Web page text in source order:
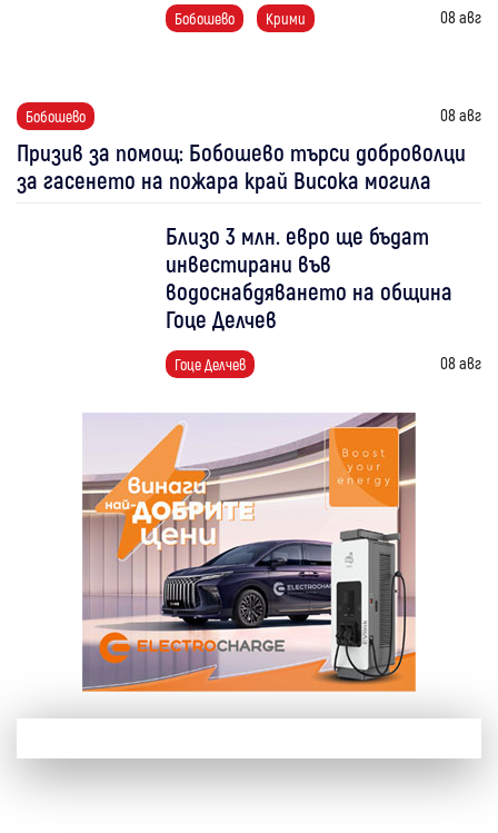
Бобошево Крими 08 авг
Бобошево 08 авг
Призив за помощ: Бобошево търси доброволци
за гасенето на пожара край Висока могила
Близо 3 млн. евро ще бъдат
инвестирани във
водоснабдяването на община
Гоце Делчев
Гоце Делчев 08 авг